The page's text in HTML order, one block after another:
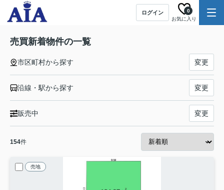
ログイン
お気に入り
0
売買新着物件の一覧
市区町村から探す 変更
沿線・駅から探す 変更
販売中 変更
154件
売地